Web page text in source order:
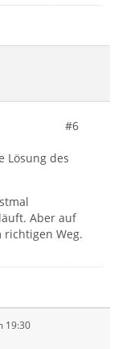
#6
Lösung des
Aber auf
Weg.
19:30